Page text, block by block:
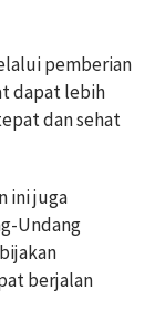
pemberian
dapat lebih
dan sehat
ini juga
Undang
berjalan